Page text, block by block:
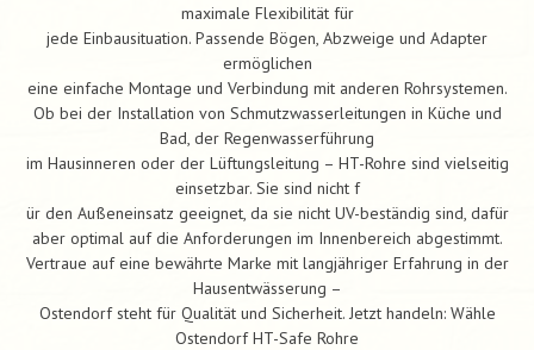
maximale Flexibilität für
jede Einbausituation. Passende Bögen, Abzweige und Adapter
ermöglichen
eine einfache Montage und Verbindung mit anderen Rohrsystemen.
Ob bei der Installation von Schmutzwasserleitungen in Küche und
Bad, der Regenwasserführung
im Hausinneren oder der Lüftungsleitung – HT-Rohre sind vielseitig
einsetzbar. Sie sind nicht f
ür den Außeneinsatz geeignet, da sie nicht UV-beständig sind, dafür
aber optimal auf die Anforderungen im Innenbereich abgestimmt.
Vertraue auf eine bewährte Marke mit langjähriger Erfahrung in der
Hausentwässerung –
Ostendorf steht für Qualität und Sicherheit. Jetzt handeln: Wähle
Ostendorf HT-Safe Rohre